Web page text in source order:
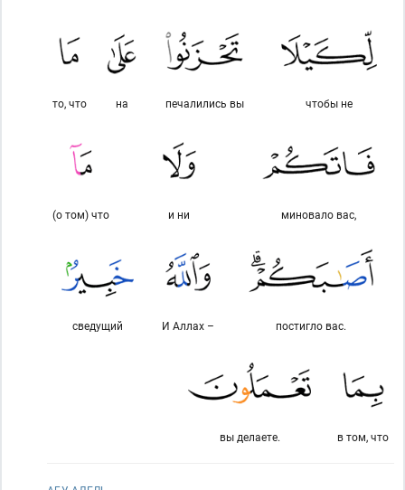
чтобы не
печалились вы
на
то, что
миновало вас,
и ни
(о том) что
постигло вас.
И Аллах –
сведущий
в том, что
вы делаете.